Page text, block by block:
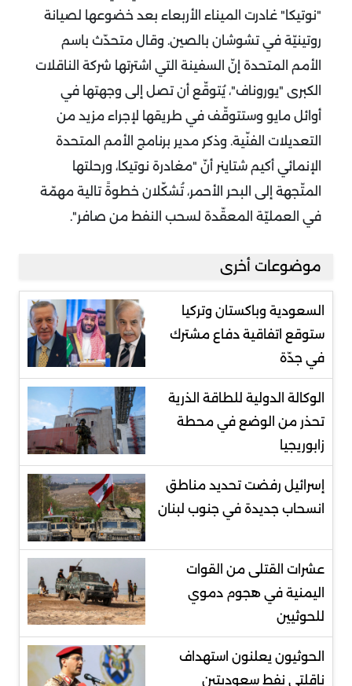
"نوتيكا" غادرت الميناء الأربعاء بعد خضوعها لصيانة
روتينيّة في تشوشان بالصين. وقال متحدّث باسم
الأمم المتحدة إنّ السفينة التي اشترتها شركة الناقلات
الكبرى "يوروناف"، يُتوقّع أن تصل إلى وجهتها في
أوائل مايو وستتوقّف في طريقها لإجراء مزيد من
التعديلات الفنّية. وذكر مدير برنامج الأمم المتحدة
الإنمائي أكيم شتاينر أنّ "مغادرة نوتيكا، ورحلتها
المتّجهة إلى البحر الأحمر، تُشكّلان خطوةً تالية مهمّة
في العمليّة المعقّدة لسحب النفط من صافر".
موضوعات أخرى
السعودية وباكستان وتركيا
ستوقع اتفاقية دفاع مشترك
في جدّة
الوكالة الدولية للطاقة الذرية
تحذر من الوضع في محطة
زابوريجيا
إسرائيل رفضت تحديد مناطق
انسحاب جديدة في جنوب لبنان
عشرات القتلى من القوات
اليمنية في هجوم دموي
للحوثيين
الحوثيون يعلنون استهداف
ناقلتي نفط سعوديتين